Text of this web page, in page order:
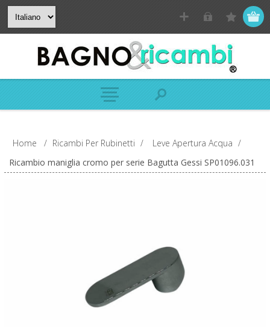
Home / Ricambi Per Rubinetti / Leve Apertura Acqua /
Ricambio maniglia cromo per serie Bagutta Gessi SP01096.031